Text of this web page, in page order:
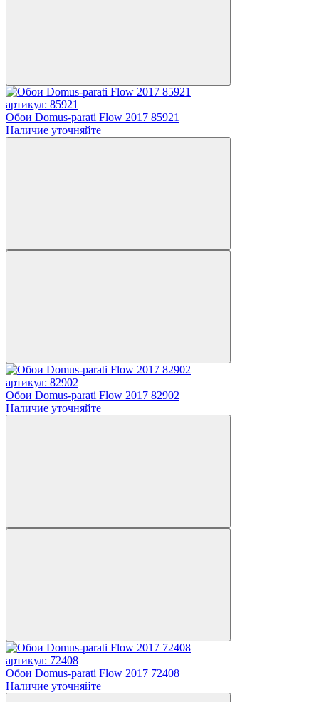
артикул: 85921
Обои Domus-parati Flow 2017 85921
Наличие уточняйте
артикул: 82902
Обои Domus-parati Flow 2017 82902
Наличие уточняйте
артикул: 72408
Обои Domus-parati Flow 2017 72408
Наличие уточняйте